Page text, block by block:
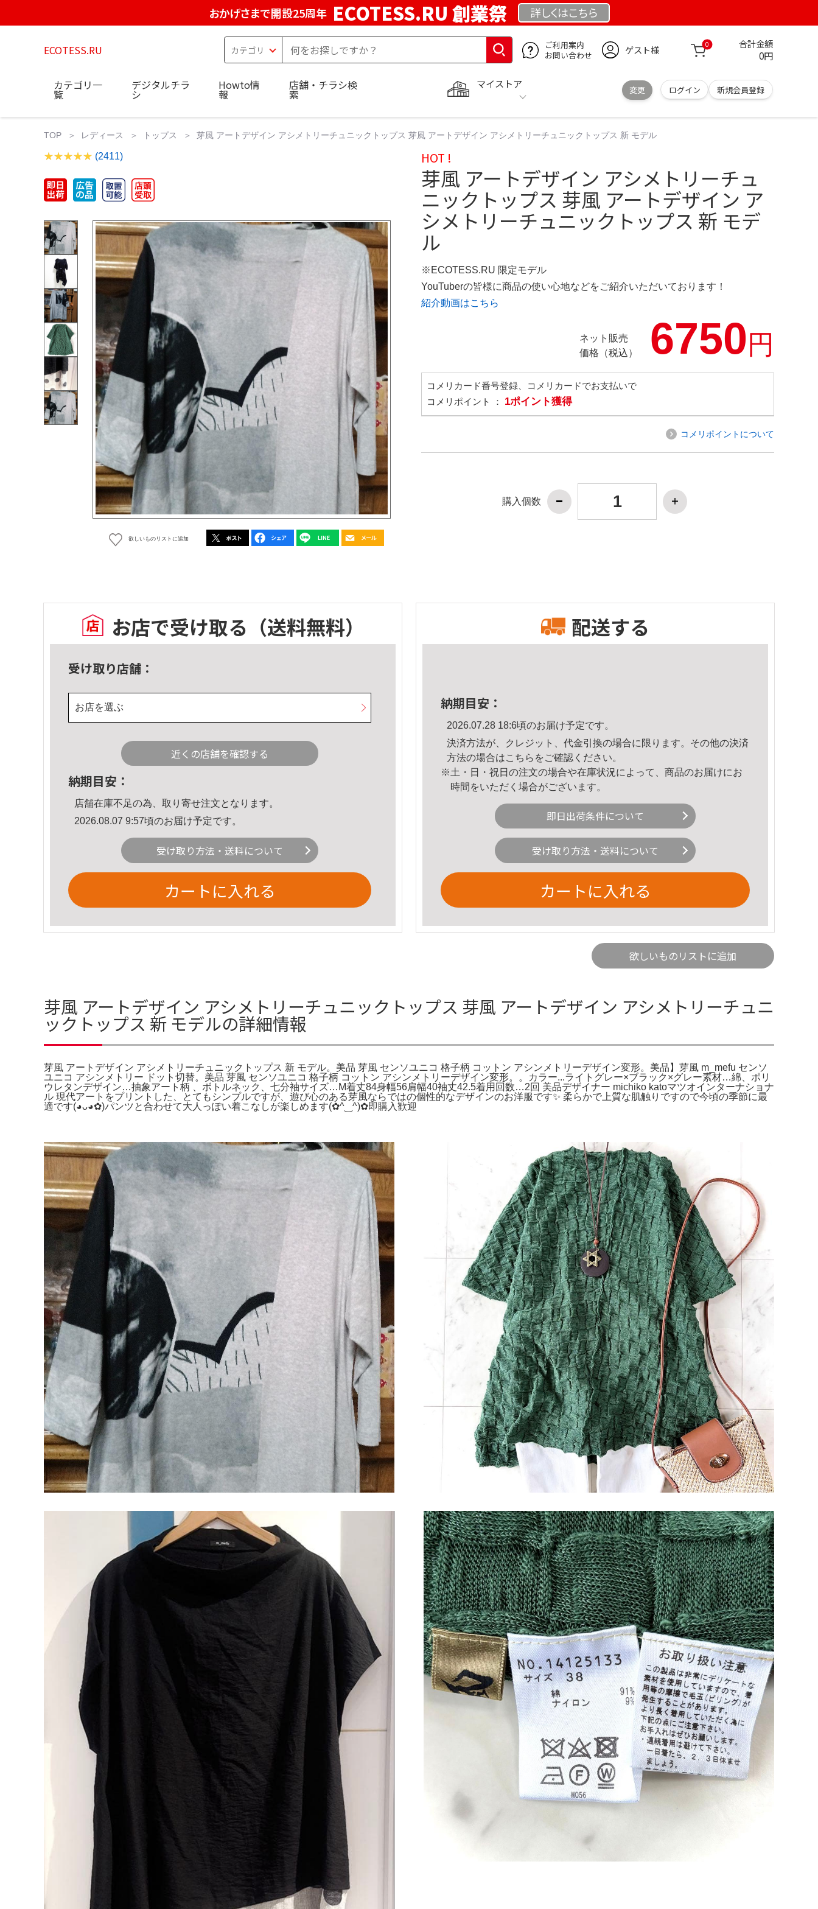
おかげさまで開設25周年 ECOTESS.RU 創業祭 詳しくはこちら
ECOTESS.RU
ご利用案内
お問い合わせ
ゲスト様 0 合計金額
0円
マイストア
変更 ログイン 新規会員登録
カテゴリ一
覧
デジタルチラ
シ
Howto情
報
店舗・チラシ検
索
TOP レディース トップス 芽風 アートデザイン アシメトリーチュニックトップス 芽風 アートデザイン アシメトリーチュニックトップス 新 モデル
(2411)
欲しいものリストに追加
HOT !
芽風 アートデザイン アシメトリーチュ
ニックトップス 芽風 アートデザイン ア
シメトリーチュニックトップス 新 モデ
ル
※ECOTESS.RU 限定モデル
YouTuberの皆様に商品の使い心地などをご紹介いただいております！
紹介動画はこちら
ネット販売
価格（税込）
6750円
コメリカード番号登録、コメリカードでお支払いで
コメリポイント ： 1ポイント獲得
コメリポイントについて
購入個数
お店で受け取る （送料無料）
受け取り店舗：
お店を選ぶ
近くの店舗を確認する
納期目安：
店舗在庫不足の為、取り寄せ注文となります。
2026.08.07 9:57頃のお届け予定です。
受け取り方法・送料について
カートに入れる
配送する
納期目安：
2026.07.28 18:6頃のお届け予定です。
決済方法が、クレジット、代金引換の場合に限ります。その他の決済
方法の場合はこちら をご確認ください。
※土・日・祝日の注文の場合や在庫状況によって、商品のお届けにお
時間をいただく場合がございます。
即日出荷条件について
受け取り方法・送料について
カートに入れる
欲しいものリストに追加
芽風 アートデザイン アシメトリーチュニックトップス 芽風 アートデザイン アシメトリーチュニ
ックトップス 新 モデルの詳細情報
芽風 アートデザイン アシメトリーチュニックトップス 新 モデル。美品 芽風 センソユニコ 格子柄 コットン アシンメトリーデザイン変形。美品】芽風 m_mefu センソ
ユニコ アシンメトリー ドット切替。美品 芽風 センソユニコ 格子柄 コットン アシンメトリーデザイン変形。。カラー...ライトグレー×ブラック×グレー素材…綿、ポリ
ウレタンデザイン…抽象アート柄 、ボトルネック、七分袖サイズ…М着丈84身幅56肩幅40袖丈42.5着用回数…2回 美品デザイナー michiko katoマツオインターナショナ
ル 現代アートをプリントした、とてもシンプルですが、遊び心のある芽風ならではの個性的なデザインのお洋服です✨ 柔らかで上質な肌触りですので今頃の季節に最
適です(⁠◕⁠ᴗ⁠◕⁠✿⁠)パンツと合わせて大人っぽい着こなしが楽しめます(⁠✿⁠^⁠‿⁠^⁠)✿即購入歓迎